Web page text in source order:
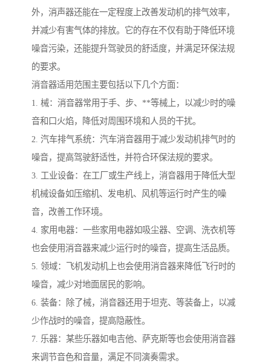
外，消声器还能在一定程度上改善发动机的排气效率，
并减少有害气体的排放。它的存在不仅有助于降低环境
噪音污染，还能提升驾驶员的舒适度，并满足环保法规
的要求。
消音器适用范围主要包括以下几个方面：
1. 械：消音器常用于手、步、**等械上，以减少时的噪
音和口火焰，降低对周围环境和人员的干扰。
2. 汽车排气系统：汽车消音器用于减少发动机排气时的
噪音，提高驾驶舒适性，并符合环保法规的要求。
3. 工业设备：在工厂或生产线上，消音器用于降低大型
机械设备如压缩机、发电机、风机等运行时产生的噪
音，改善工作环境。
4. 家用电器：一些家用电器如吸尘器、空调、洗衣机等
也会使用消音器来减少运行时的噪音，提高生活品质。
5. 领域：飞机发动机上也会使用消音器来降低飞行时的
噪音，减少对地面居民的影响。
6. 装备：除了械，消音器还用于坦克、等装备上，以减
少作战时的噪音，提高隐蔽性。
7. 乐器：某些乐器如电吉他、萨克斯等也会使用消音器
来调节音色和音量，满足不同演奏需求。